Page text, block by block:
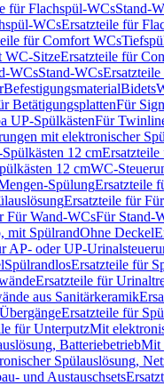
für Flachspül-WCsStand-
WCsErsatzteile für
für Comfort WCs
WC-SitzeErsatzteile für
WCsStand-WCs
BefestigungsmaterialBidets
BetätigungsplattenFür
UP-SpülkästenFür
mit elektronischer
12 cm
12 cmWC-
SpülungErsatzteile
Ersatzteile für
Für Wand-WCsFür Stand-
mit SpülrandOhne Deckel
AP- oder UP-
SpülrandlosErsatzteile für
Ersatzteile für
aus Sanitärkeramik
Ersatzteile für
für UnterputzMit
BatteriebetriebMit
Spülauslösung,
und Austauschsets